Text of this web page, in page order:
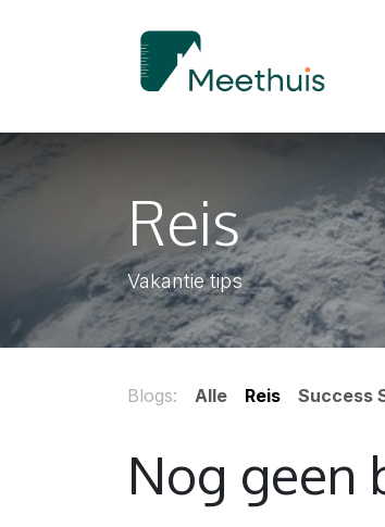
Reis
Vakantie tips
Blogs: Alle Reis Success
Nog geen